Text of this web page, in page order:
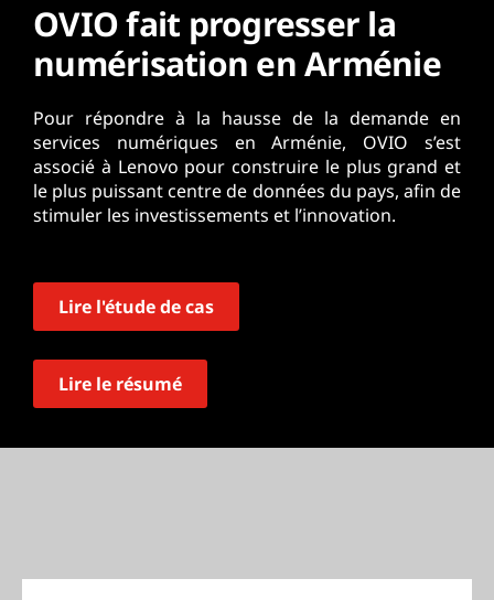
OVIO fait progresser la
numérisation en Arménie
Pour répondre à la hausse de la demande en
services numériques en Arménie, OVIO s’est
associé à Lenovo pour construire le plus grand et
le plus puissant centre de données du pays, afin de
stimuler les investissements et l’innovation.
Lire l'étude de cas
Lire le résumé